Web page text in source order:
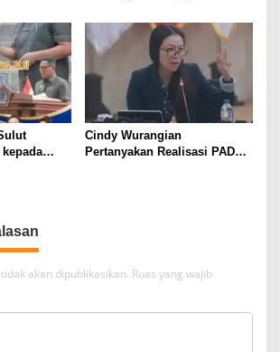
2025
2025
Cindy Wurangian
Pertanyakan Realisasi PAD
akan dipublikasikan. Ruas yang wajib